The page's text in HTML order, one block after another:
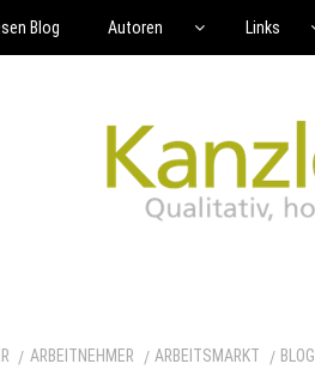
Blog Autoren Links
ARBEITNEHMER ARBEITSMARKT BLOG